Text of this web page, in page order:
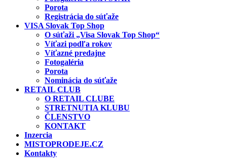
Porota
Registrácia do súťaže
VISA Slovak Top Shop
O súťaži „Visa Slovak Top Shop“
Víťazi podľa rokov
Víťazné predajne
Fotogaléria
Porota
Nominácia do súťaže
RETAIL CLUB
O RETAIL CLUBE
STRETNUTIA KLUBU
ČLENSTVO
KONTAKT
Inzercia
MISTOPRODEJE.CZ
Kontakty